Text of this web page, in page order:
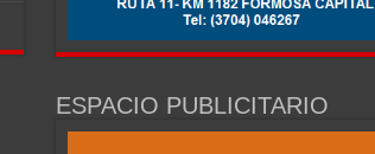
ESPACIO PUBLICITARIO